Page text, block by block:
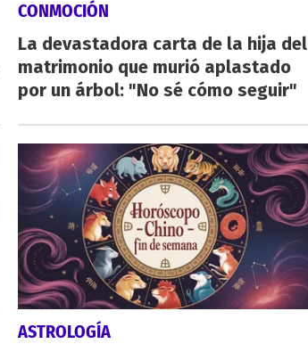
CONMOCIÓN
La devastadora carta de la hija del
matrimonio que murió aplastado
por un árbol: "No sé cómo seguir"
ASTROLOGÍA